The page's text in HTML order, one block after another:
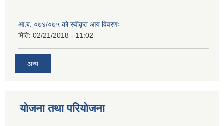
आ.ब. ०७४/०७५ को स्वीकृत आय विवरणः
मिति: 02/21/2018 - 11:02
अन्य
योजना तथा परियोजना